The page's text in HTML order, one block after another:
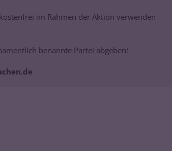
im Rahmen der Aktion verwenden
benannte Partei abgeben!